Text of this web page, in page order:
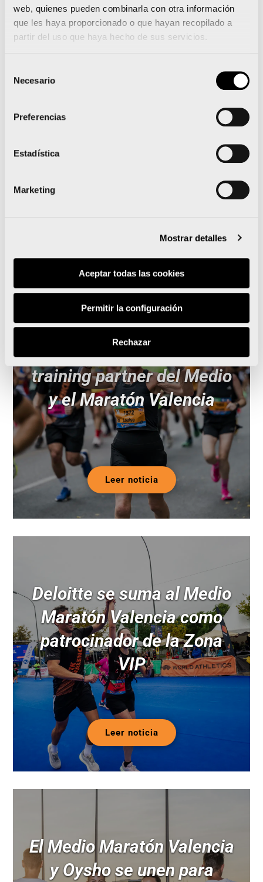
web, quienes pueden combinarla con otra información
que les haya proporcionado o que hayan recopilado a
partir del uso que haya hecho de sus servicios.
Necesario
Preferencias
Estadística
Marketing
Mostrar detalles
Aceptar todas las cookies
Permitir la configuración
Rechazar
comisión internacional para prevenir brotes de
COVID-19 en eventos masivos y planificar la vuelta
Nueva camiseta de entrenamiento Valencia I’m
Coming de Luanvi
Noticias relacionadas
Runna se convierte en el
training partner del Medio
y el Maratón Valencia
Leer noticia
Deloitte se suma al Medio
Maratón Valencia como
patrocinador de la Zona
VIP
Leer noticia
El Medio Maratón Valencia
y Oysho se unen para